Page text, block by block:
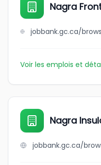
Nagra
Voir les emplois et
Nagra